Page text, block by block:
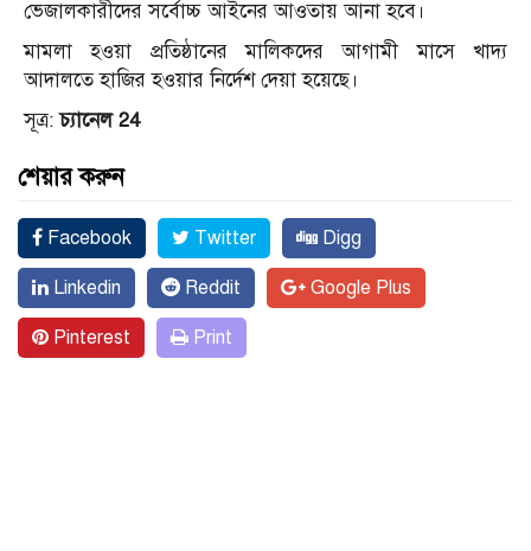
ভেজালকারীদের সর্বোচ্চ আইনের আওতায় আনা হবে।
মামলা হওয়া প্রতিষ্ঠানের মালিকদের আগামী মাসে খাদ্য
আদালতে হাজির হওয়ার নির্দেশ দেয়া হয়েছে।
সূত্র:চ্যানেল 24
শেয়ার করুন
Facebook Twitter Digg
Linkedin Reddit Google Plus
Pinterest Print